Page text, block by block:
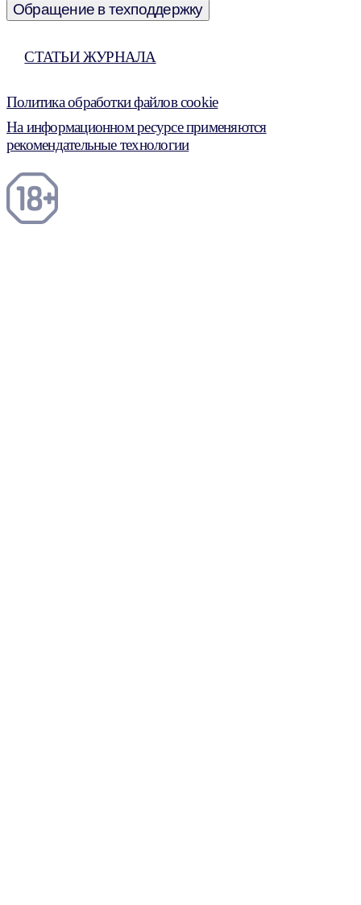
Обращение в техподдержку
СТАТЬИ ЖУРНАЛА
Политика обработки файлов cookie
На информационном ресурсе применяются
рекомендательные технологии